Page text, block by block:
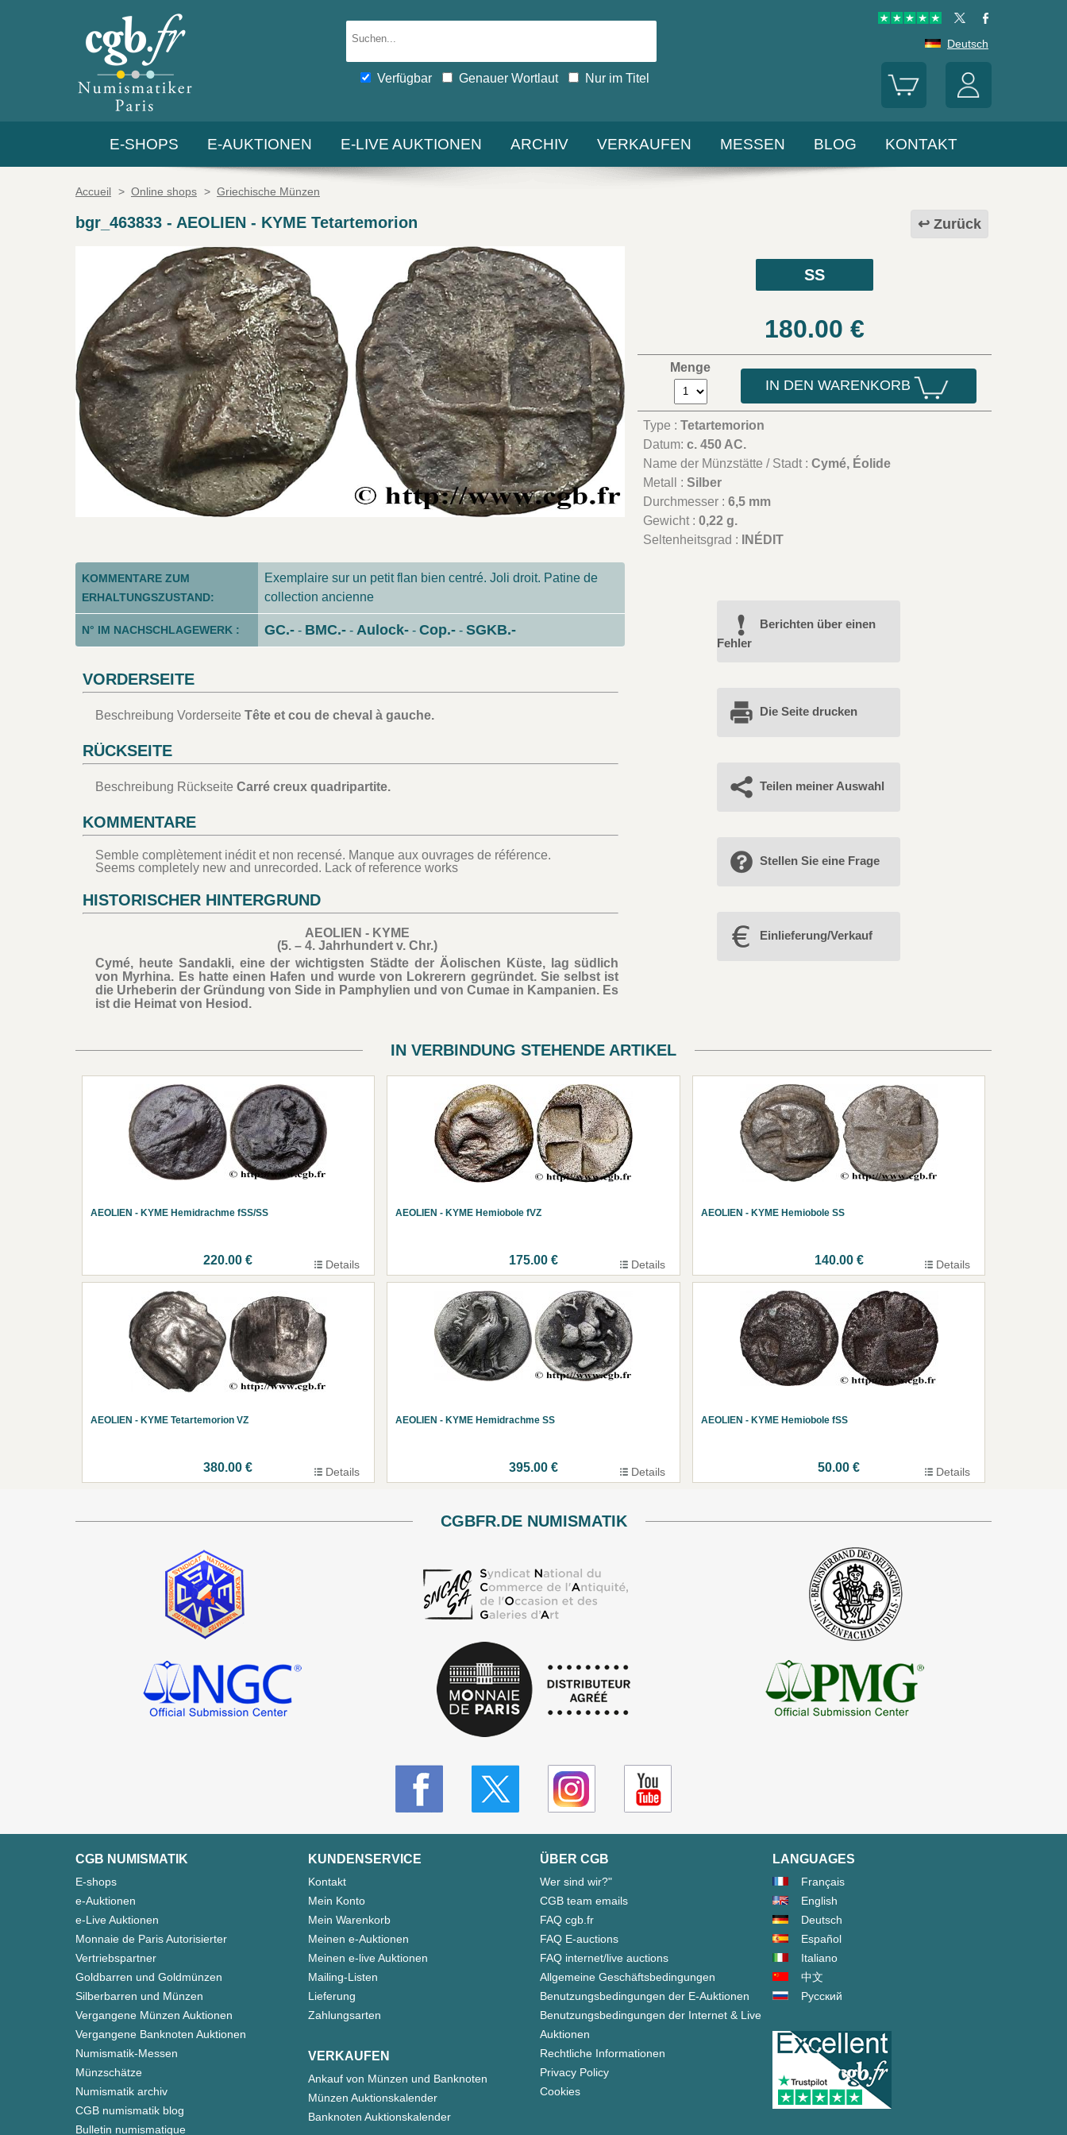
Verfügbar Genauer Wortlaut Nur im Titel
Deutsch
E-SHOPS E-AUKTIONEN E-LIVE AUKTIONEN ARCHIV VERKAUFEN MESSEN BLOG KONTAKT
Accueil > Online shops > Griechische Münzen
Zurück
bgr_463833 - AEOLIEN - KYME Tetartemorion
SS
180.00 €
Menge
IN DEN WARENKORB
Type :Tetartemorion
Datum:c. 450 AC.
Name der Münzstätte / Stadt :Cymé, Éolide
Metall :Silber
Durchmesser :6,5 mm
Gewicht :0,22 g.
Seltenheitsgrad :
INÉDIT
KOMMENTARE ZUM
ERHALTUNGSZUSTAND:
Exemplaire sur un petit flan bien centré. Joli droit. Patine de
collection ancienne
N° IM NACHSCHLAGEWERK : GC.- - BMC.- - Aulock- - Cop.- - SGKB.-
VORDERSEITE
Beschreibung Vorderseite Tête et cou de cheval à gauche.
RÜCKSEITE
Beschreibung Rückseite Carré creux quadripartite.
KOMMENTARE
Semble complètement inédit et non recensé. Manque aux ouvrages de référence.
Seems completely new and unrecorded. Lack of reference works
HISTORISCHER HINTERGRUND
AEOLIEN - KYME
(5. – 4. Jahrhundert v. Chr.)
Cymé, heute Sandakli, eine der wichtigsten Städte der Äolischen Küste, lag südlich
von Myrhina. Es hatte einen Hafen und wurde von Lokrerern gegründet. Sie selbst ist
die Urheberin der Gründung von Side in Pamphylien und von Cumae in Kampanien. Es
ist die Heimat von Hesiod.
Berichten über einen
Fehler
Die Seite drucken
Teilen meiner Auswahl
Stellen Sie eine Frage
Einlieferung/Verkauf
IN VERBINDUNG STEHENDE ARTIKEL
AEOLIEN - KYME Hemidrachme fSS/SS
220.00 € Details
AEOLIEN - KYME Hemiobole fVZ
175.00 € Details
AEOLIEN - KYME Hemiobole SS
140.00 € Details
AEOLIEN - KYME Tetartemorion VZ
380.00 € Details
AEOLIEN - KYME Hemidrachme SS
395.00 € Details
AEOLIEN - KYME Hemiobole fSS
50.00 € Details
CGBFR.DE NUMISMATIK
CGB NUMISMATIK
E-shops
e-Auktionen
e-Live Auktionen
Monnaie de Paris Autorisierter
Vertriebspartner
Goldbarren und Goldmünzen
Silberbarren und Münzen
Vergangene Münzen Auktionen
Vergangene Banknoten Auktionen
Numismatik-Messen
Münzschätze
Numismatik archiv
CGB numismatik blog
Bulletin numismatique
KUNDENSERVICE
Kontakt
Mein Konto
Mein Warenkorb
Meinen e-Auktionen
Meinen e-live Auktionen
Mailing-Listen
Lieferung
Zahlungsarten
VERKAUFEN
Ankauf von Münzen und Banknoten
Münzen Auktionskalender
Banknoten Auktionskalender
ÜBER CGB
Wer sind wir?"
CGB team emails
FAQ cgb.fr
FAQ E-auctions
FAQ internet/live auctions
Allgemeine Geschäftsbedingungen
Benutzungsbedingungen der E-Auktionen
Benutzungsbedingungen der Internet & Live
Auktionen
Rechtliche Informationen
Privacy Policy
Cookies
LANGUAGES
Français
English
Deutsch
Español
Italiano
中文
Русский